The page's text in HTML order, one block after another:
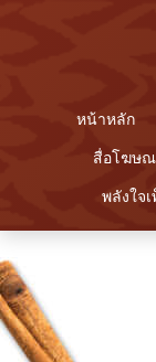
หน้าหลัก
สื่อโฆษ
พลังใจ